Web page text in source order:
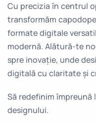
Cu precizia în centrul
transformăm
formate digitale
modernă. Alătură-te
spre inovație, unde
digitală cu claritate și
Să redefinim
designului.